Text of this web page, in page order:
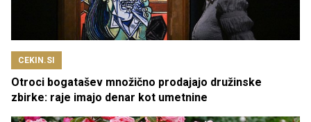
CEKIN.SI
Otroci bogatašev množično prodajajo družinske
zbirke: raje imajo denar kot umetnine